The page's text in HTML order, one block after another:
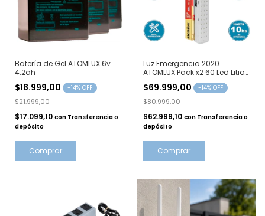
Batería de Gel ATOMLUX 6v
4.2ah
$18.999,00 -14% OFF
$21.999,00
$17.099,10 con Transferencia o
depósito
Luz Emergencia 2020
ATOMLUX Pack x2 60 Led Litio
$69.999,00 -14% OFF
$80.999,00
$62.999,10 con Transferencia o
depósito
Comprar